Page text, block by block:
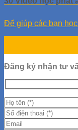
Để giúp các bạn
Đăng ký nhận tư